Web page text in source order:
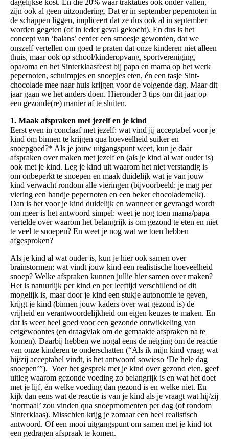
zijn ook al geen uitzondering. Dat er in september pepernoten in
de schappen liggen, impliceert dat ze dus ook al in september
worden gegeten (of in ieder geval gekocht). En dus is het
concept van ‘balans’ eerder een smoesje geworden, dat we
onszelf vertellen om goed te praten dat onze kinderen niet alleen
thuis, maar ook op school/kinderopvang, sportvereniging,
opa/oma en het Sinterklaasfeest bij papa en mama op het werk
pepernoten, schuimpjes en snoepjes eten, én een tasje Sint-
chocolade mee naar huis krijgen voor de volgende dag. Maar dit
jaar gaan we het anders doen. Hieronder 3 tips om dit jaar op
een gezonde(re) manier af te sluiten.
1. Maak afspraken met jezelf en je kind
Eerst even in conclaaf met jezelf: wat vind jij acceptabel voor je
kind om binnen te krijgen qua hoeveelheid suiker en
snoepgoed?* Als je jouw uitgangspunt weet, kun je daar
afspraken over maken met jezelf en (als je kind al wat ouder is)
ook met je kind. Leg je kind uit waarom het niet verstandig is
om onbeperkt te snoepen en maak duidelijk wat je van jouw
kind verwacht rondom alle vieringen (bijvoorbeeld: je mag per
viering een handje pepernoten en een beker chocolademelk).
Dan is het voor je kind duidelijk en wanneer er gevraagd wordt
om meer is het antwoord simpel: weet je nog toen mama/papa
vertelde over waarom het belangrijk is om gezond te eten en niet
te veel te snoepen? En weet je nog wat we toen hebben
afgesproken?
Als je kind al wat ouder is, kun je hier ook samen over
brainstormen: wat vindt jouw kind een realistische hoeveelheid
snoep? Welke afspraken kunnen jullie hier samen over maken?
Het is natuurlijk per kind en per leeftijd verschillend of dit
mogelijk is, maar door je kind een stukje autonomie te geven,
krijgt je kind (binnen jouw kaders over wat gezond is) de
vrijheid en verantwoordelijkheid om eigen keuzes te maken. En
dat is weer heel goed voor een gezonde ontwikkeling van
eetgewoontes (en draagvlak om de gemaakte afspraken na te
komen). Daarbij hebben we nogal eens de neiging om de reactie
van onze kinderen te onderschatten (“Als ik mijn kind vraag wat
hij/zij acceptabel vindt, is het antwoord sowieso ‘De hele dag
snoepen’”). Voer het gesprek met je kind over gezond eten, geef
uitleg waarom gezonde voeding zo belangrijk is en wat het doet
met je lijf, én welke voeding dan gezond is en welke niet. En
kijk dan eens wat de reactie is van je kind als je vraagt wat hij/zij
‘normaal’ zou vinden qua snoepmomenten per dag (of rondom
Sinterklaas). Misschien krijg je zomaar een heel realistisch
antwoord. Of een mooi uitgangspunt om samen met je kind tot
een gedragen afspraak te komen.